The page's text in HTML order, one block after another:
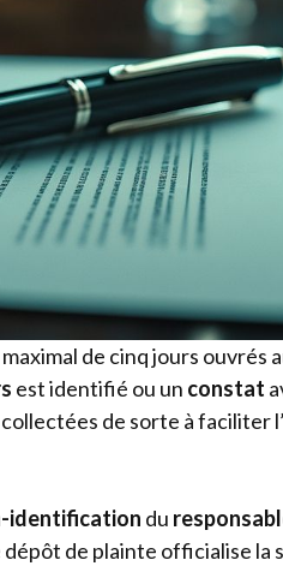
de cinq jours ouvrés
est identifié ou un constat
collectées de sorte à faciliter
identification du
dépôt de plainte officialise la